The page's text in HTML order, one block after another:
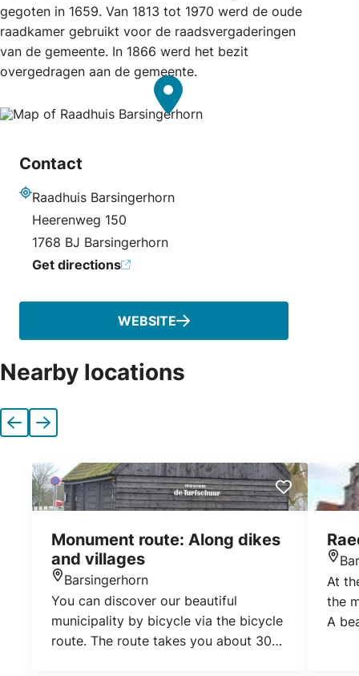
gegoten in 1659. Van 1813 tot 1970 werd de oude
raadkamer gebruikt voor de raadsvergaderingen
van de gemeente. In 1866 werd het bezit
overgedragen aan de gemeente.
Contact
Raadhuis Barsingerhorn
Heerenweg 150
1768 BJ Barsingerhorn
Get directions
WEBSITE
Nearby locations
Previous
Next
Monument route: Along dikes
and villages
Location
Barsingerhorn
You can discover our beautiful
municipality by bicycle via the bicycle
route. The route takes you about 30
At
the
A